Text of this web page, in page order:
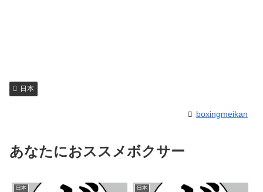
日本
boxingmeikan
あなたにおススメボクサー
日本 日本